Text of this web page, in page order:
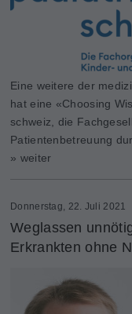
Eine weitere der
hat eine «Choosing
schweiz, die
Patientenbetreuung
» weiter
Donnerstag, 22. Juli 2021
Weglassen
Erkrankten ohne